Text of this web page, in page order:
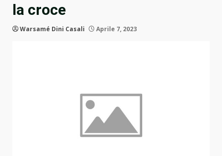
la croce
Warsamé Dini Casali Aprile 7, 2023